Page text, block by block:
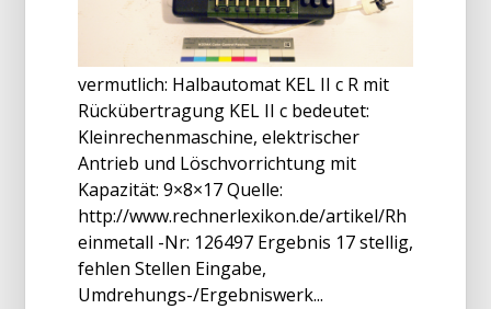
vermutlich: Halbautomat KEL II c R mit
Rückübertragung KEL II c bedeutet:
Kleinrechenmaschine, elektrischer
Antrieb und Löschvorrichtung mit
Kapazität: 9×8×17 Quelle:
http://www.rechnerlexikon.de/artikel/Rh
einmetall -Nr: 126497 Ergebnis 17 stellig,
fehlen Stellen Eingabe,
Umdrehungs-/Ergebniswerk...